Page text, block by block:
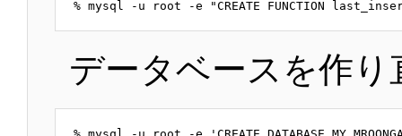
データベースを作り